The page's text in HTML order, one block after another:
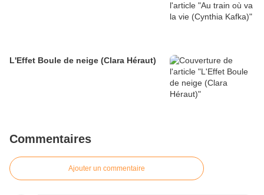
L'Effet Boule de neige (Clara Héraut)
Commentaires
Ajouter un commentaire